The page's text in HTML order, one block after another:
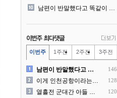
남편이 반말했다고 똑같이 반..
이번주 1주전 2주전 3주전
남편이 반말했다고 똑같이 반.. 146
이게 인천공항이라는게 믿겨지.. 128
열흘전 군대간 아들 소포(가.. 120